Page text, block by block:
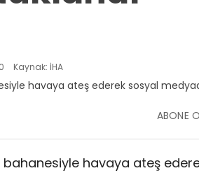
Kaynak: İHA
ABONE
bahanesiyle havaya ateş